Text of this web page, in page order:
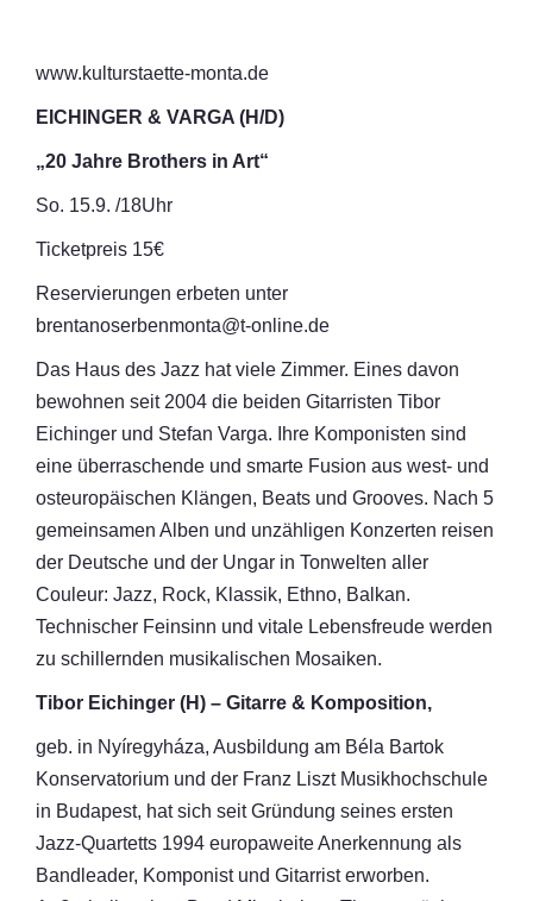
www.kulturstaette-monta.de
EICHINGER & VARGA (H/D)
„20 Jahre Brothers in Art“
So. 15.9. /18Uhr
Ticketpreis 15€
Reservierungen erbeten unter
brentanoserbenmonta@t-online.de
Das Haus des Jazz hat viele Zimmer. Eines davon
bewohnen seit 2004 die beiden Gitarristen Tibor
Eichinger und Stefan Varga. Ihre Komponisten sind
eine überraschende und smarte Fusion aus west- und
osteuropäischen Klängen, Beats und Grooves. Nach 5
gemeinsamen Alben und unzähligen Konzerten reisen
der Deutsche und der Ungar in Tonwelten aller
Couleur: Jazz, Rock, Klassik, Ethno, Balkan.
Technischer Feinsinn und vitale Lebensfreude werden
zu schillernden musikalischen Mosaiken.
Tibor Eichinger (H) – Gitarre & Komposition,
geb. in Nyíregyháza, Ausbildung am Béla Bartok
Konservatorium und der Franz Liszt Musikhochschule
in Budapest, hat sich seit Gründung seines ersten
Jazz-Quartetts 1994 europaweite Anerkennung als
Bandleader, Komponist und Gitarrist erworben.